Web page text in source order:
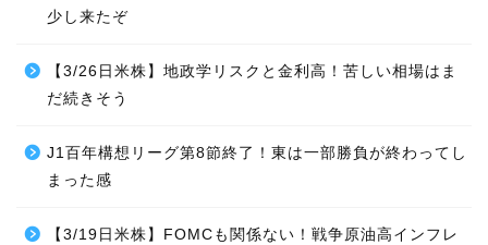
少し来たぞ
【3/26日米株】地政学リスクと金利高！苦しい相場はま
だ続きそう
J1百年構想リーグ第8節終了！東は一部勝負が終わってし
まった感
【3/19日米株】FOMCも関係ない！戦争原油高インフレ